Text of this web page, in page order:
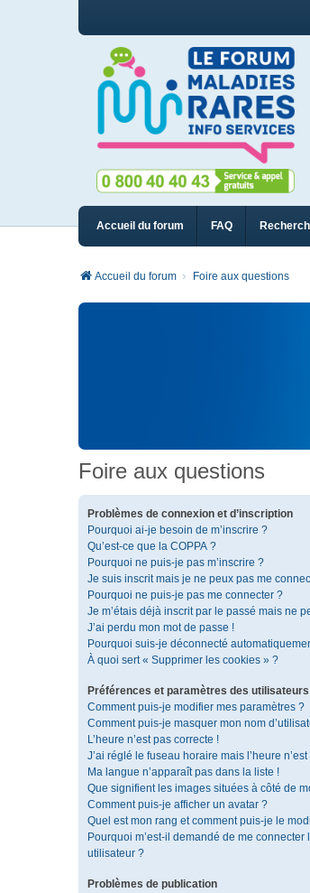
Accueil du forum FAQ
Accueil du forum Foire aux questions
Foire aux questions
Problèmes de connexion et d’inscription
Pourquoi ai-je besoin de m’inscrire ?
Qu’est-ce que la COPPA ?
Pourquoi ne puis-je pas m’inscrire ?
Je suis inscrit mais je ne peux pas me
Pourquoi ne puis-je pas me connecter ?
Je m’étais déjà inscrit par le passé mais ne
J’ai perdu mon mot de passe !
Pourquoi suis-je déconnecté
À quoi sert « Supprimer les cookies » ?
Préférences et paramètres des utilisateurs
Comment puis-je modifier mes paramètres ?
Comment puis-je masquer mon nom
L’heure n’est pas correcte !
J’ai réglé le fuseau horaire mais l’heure
Ma langue n’apparaît pas dans la liste !
Que signifient les images situées à côté de
Comment puis-je afficher un avatar ?
Quel est mon rang et comment puis-je le
Pourquoi m’est-il demandé de me
utilisateur ?
Problèmes de publication